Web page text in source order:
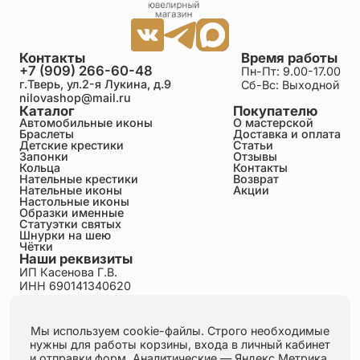
последователем Христа.
Каталог
Автомобильные иконы
Браслеты
Детские крестики
Запонки
Кольца
Нательные крестики
Нательные иконы
Настольные иконы
Образки именные
Статуэтки святых
Шнурки на шею
Чётки
Покупателю
О мастерской
Доставка и оплата
Статьи
Отзывы
Контакты
Возврат
Акции
Время работы
Пн-Пт: 9.00-17.00
Сб-Вс: Выходной
Контакты
+7 (909) 266-60-48
г.Тверь, ул.2-я Лукина, д.9
nilovashop@mail.ru
Наши реквизиты
ИП Касенова Г.В.
ИНН 690141340620
Пользовательское соглашение
Публичная оферта
Согласие на обработку персональных данных
Мы используем cookie-файлы. Строго необходимые
нужны для работы корзины, входа в личный кабинет